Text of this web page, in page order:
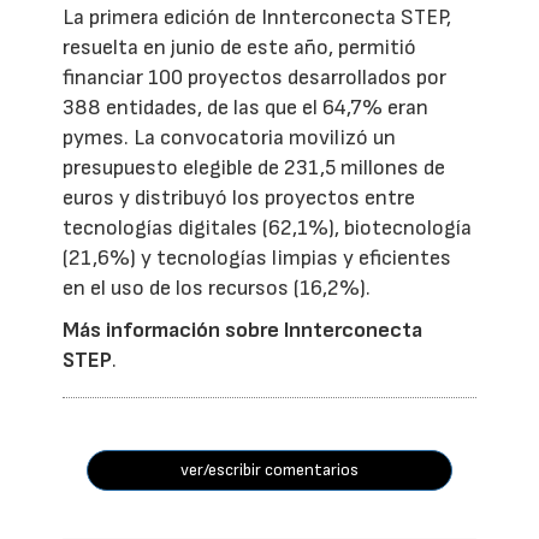
La primera edición de Innterconecta STEP,
resuelta en junio de este año, permitió
financiar 100 proyectos desarrollados por
388 entidades, de las que el 64,7% eran
pymes. La convocatoria movilizó un
presupuesto elegible de 231,5 millones de
euros y distribuyó los proyectos entre
tecnologías digitales (62,1%), biotecnología
(21,6%) y tecnologías limpias y eficientes
en el uso de los recursos (16,2%).
Más información sobre Innterconecta
STEP.
ver/escribir comentarios